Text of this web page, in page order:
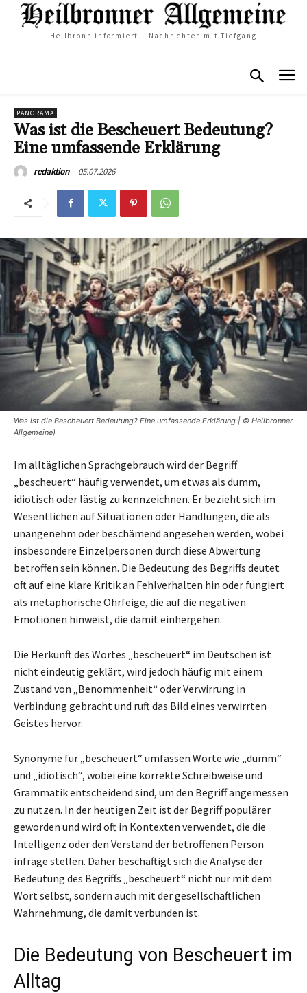
Heilbronn informiert – Nachrichten mit Tiefgang
PANORAMA
Was ist die Bescheuert Bedeutung?
Eine umfassende Erklärung
redaktion 05.07.2026
Was ist die Bescheuert Bedeutung? Eine umfassende Erklärung | © Heilbronner
Allgemeine)
Im alltäglichen Sprachgebrauch wird der Begriff
„bescheuert“ häufig verwendet, um etwas als dumm,
idiotisch oder lästig zu kennzeichnen. Er bezieht sich im
Wesentlichen auf Situationen oder Handlungen, die als
unangenehm oder beschämend angesehen werden, wobei
insbesondere Einzelpersonen durch diese Abwertung
betroffen sein können. Die Bedeutung des Begriffs deutet
oft auf eine klare Kritik an Fehlverhalten hin oder fungiert
als metaphorische Ohrfeige, die auf die negativen
Emotionen hinweist, die damit einhergehen.
Die Herkunft des Wortes „bescheuert“ im Deutschen ist
nicht eindeutig geklärt, wird jedoch häufig mit einem
Zustand von „Benommenheit“ oder Verwirrung in
Verbindung gebracht und ruft das Bild eines verwirrten
Geistes hervor.
Synonyme für „bescheuert“ umfassen Worte wie „dumm“
und „idiotisch“, wobei eine korrekte Schreibweise und
Grammatik entscheidend sind, um den Begriff angemessen
zu nutzen. In der heutigen Zeit ist der Begriff populärer
geworden und wird oft in Kontexten verwendet, die die
Intelligenz oder den Verstand der betroffenen Person
infrage stellen. Daher beschäftigt sich die Analyse der
Bedeutung des Begriffs „bescheuert“ nicht nur mit dem
Wort selbst, sondern auch mit der gesellschaftlichen
Wahrnehmung, die damit verbunden ist.
Die Bedeutung von Bescheuert im
Alltag